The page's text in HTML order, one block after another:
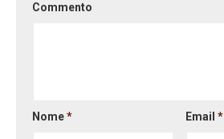
Commento
Nome* Email*